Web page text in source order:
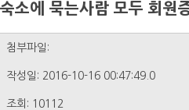
숙소에 묵는사람 모두 회원
첨부파일:
작성일: 2016-10-16 00:47:49.0
조회: 10112